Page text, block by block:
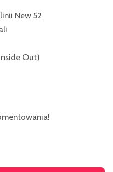
New 52
Out)